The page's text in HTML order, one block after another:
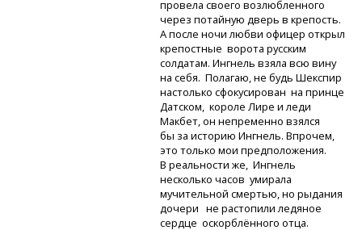
провела своего возлюбленного
через потайную дверь в крепость.
А после ночи любви офицер открыл
крепостные ворота русским
солдатам. Ингнель взяла всю вину
на себя. Полагаю, не будь Шекспир
настолько сфокусирован на принце
Датском, короле Лире и леди
Макбет, он непременно взялся
бы за историю Ингнель. Впрочем,
это только мои предположения.
В реальности же, Ингнель
несколько часов умирала
мучительной смертью, но рыдания
дочери не растопили ледяное
сердце оскорблённого отца.